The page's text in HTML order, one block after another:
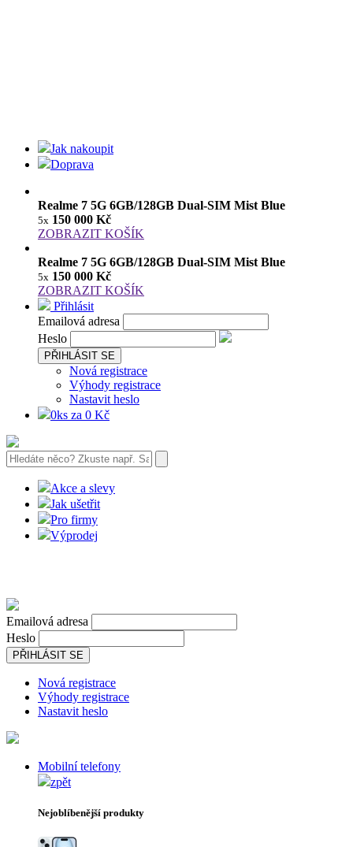
Jak nakoupit
Doprava
Realme 7 5G 6GB/128GB Dual-SIM Mist Blue
5x 150 000 Kč
ZOBRAZIT KOŠÍK
Realme 7 5G 6GB/128GB Dual-SIM Mist Blue
5x 150 000 Kč
ZOBRAZIT KOŠÍK
Přihlásit
Emailová adresa
Heslo
PŘIHLÁSIT SE
Nová registrace
Výhody registrace
Nastavit heslo
0ks za 0 Kč
Akce a slevy
Jak ušetřit
Pro firmy
Výprodej
Emailová adresa
Heslo
PŘIHLÁSIT SE
Nová registrace
Výhody registrace
Nastavit heslo
Mobilní telefony
zpět
Nejoblíbenější produkty